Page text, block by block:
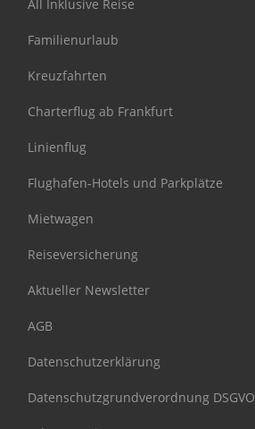
All Inklusive Reise
Familienurlaub
Kreuzfahrten
Charterflug ab Frankfurt
Linienflug
Flughafen-Hotels und Parkplätze
Mietwagen
Reiseversicherung
Aktueller Newsletter
AGB
Datenschutzerklärung
Datenschutzgrundverordnung DSGVO